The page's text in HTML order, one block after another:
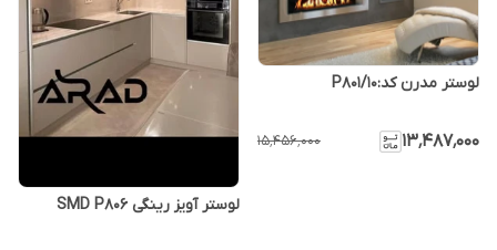
لوستر مدرن کد:P801/10
۱۳٬۴۸۷٬۰۰۰ ۱۵٬۴۵۶٬۰۰۰
لوستر آویز رینگی SMD P806